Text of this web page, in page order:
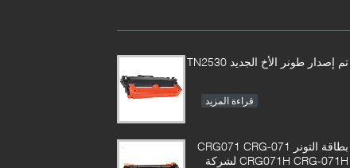
تم إصدار طونر الأخ الجديد TN2530
قراءة المزيد
بطاقة التونر CRG071 CRG-071
CRG071H CRG-071H لشركة